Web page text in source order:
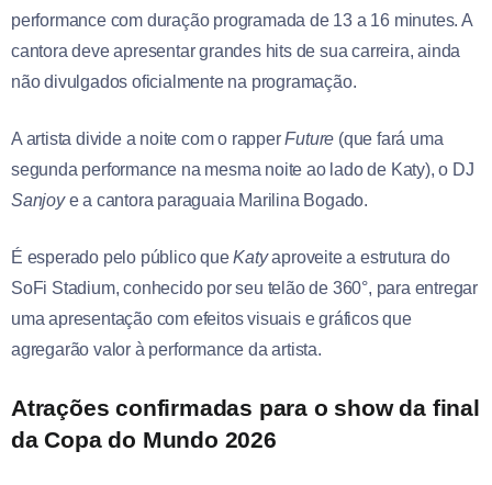
performance com duração programada de 13 a 16 minutes. A
cantora deve apresentar grandes hits de sua carreira, ainda
não divulgados oficialmente na programação.
A artista divide a noite com o rapperFuture (que fará uma
segunda performance na mesma noite ao lado de Katy), o DJ
Sanjoye a cantora paraguaia Marilina Bogado.
É esperado pelo público queKatyaproveite a estrutura do
SoFi Stadium, conhecido por seu telão de 360°, para entregar
uma apresentação com efeitos visuais e gráficos que
agregarão valor à performance da artista.
Atrações confirmadas para o show da final
da Copa do Mundo 2026